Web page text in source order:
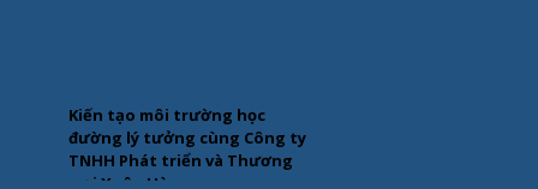
Kiến tạo môi trường học
đường lý tưởng cùng Công ty
TNHH Phát triển và Thương
mại Xuân Hòa